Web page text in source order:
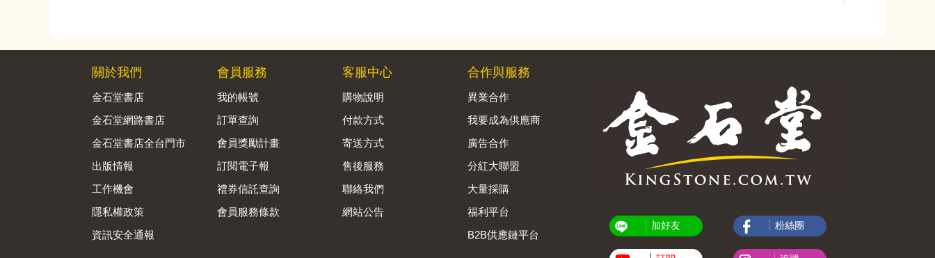
關於我們
金石堂書店
金石堂網路書店
金石堂書店全台門市
出版情報
工作機會
隱私權政策
資訊安全通報
會員服務
我的帳號
訂單查詢
會員獎勵計畫
訂閱電子報
禮券信託查詢
會員服務條款
客服中心
購物說明
付款方式
寄送方式
售後服務
聯絡我們
網站公告
合作與服務
異業合作
我要成為供應商
廣告合作
分紅大聯盟
大量採購
福利平台
B2B供應鏈平台
加好友 粉絲團